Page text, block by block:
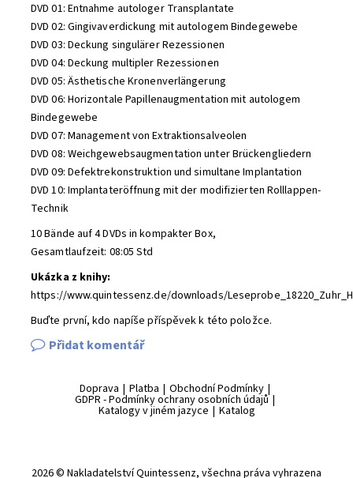
DVD 01: Entnahme autologer Transplantate
DVD 02: Gingivaverdickung mit autologem Bindegewebe
DVD 03: Deckung singulärer Rezessionen
DVD 04: Deckung multipler Rezessionen
DVD 05: Ästhetische Kronenverlängerung
DVD 06: Horizontale Papillenaugmentation mit autologem
Bindegewebe
DVD 07: Management von Extraktionsalveolen
DVD 08: Weichgewebsaugmentation unter Brückengliedern
DVD 09: Defektrekonstruktion und simultane Implantation
DVD 10: Implantateröffnung mit der modifizierten Rolllappen-
Technik
10 Bände auf 4 DVDs in kompakter Box,
Gesamtlaufzeit: 08:05 Std
Ukázka z knihy:
https://www.quintessenz.de/downloads/
Buďte první, kdo napíše příspěvek k této položce.
Přidat komentář
Doprava | Platba | Obchodní Podmínky |
GDPR - Podmínky ochrany osobních údajů |
Katalogy v jiném jazyce | Katalog
2026 © Nakladatelství Quintessenz, všechna práva vyhrazena